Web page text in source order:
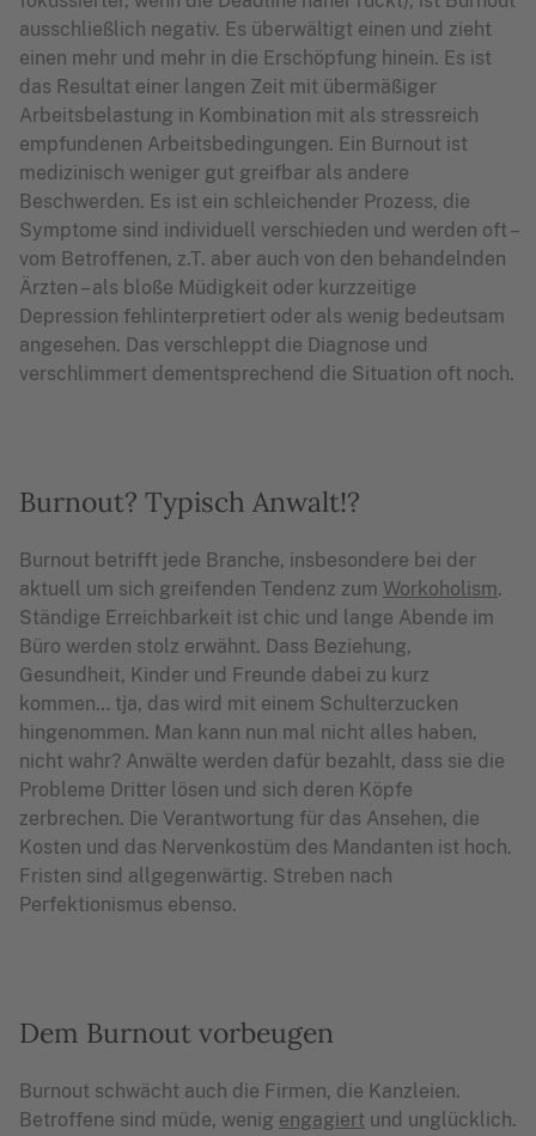
ausschließlich negativ. Es überwältigt einen und zieht
einen mehr und mehr in die Erschöpfung hinein. Es ist
das Resultat einer langen Zeit mit übermäßiger
Arbeitsbelastung in Kombination mit als stressreich
empfundenen Arbeitsbedingungen. Ein Burnout ist
medizinisch weniger gut greifbar als andere
Beschwerden. Es ist ein schleichender Prozess, die
Symptome sind individuell verschieden und werden oft –
vom Betroffenen, z.T. aber auch von den behandelnden
Ärzten – als bloße Müdigkeit oder kurzzeitige
Depression fehlinterpretiert oder als wenig bedeutsam
angesehen. Das verschleppt die Diagnose und
verschlimmert dementsprechend die Situation oft noch.
Burnout? Typisch Anwalt!?
Burnout betrifft jede Branche, insbesondere bei der
aktuell um sich greifenden Tendenz zum Workoholism.
Ständige Erreichbarkeit ist chic und lange Abende im
Büro werden stolz erwähnt. Dass Beziehung,
Gesundheit, Kinder und Freunde dabei zu kurz
kommen… tja, das wird mit einem Schulterzucken
hingenommen. Man kann nun mal nicht alles haben,
nicht wahr? Anwälte werden dafür bezahlt, dass sie die
Probleme Dritter lösen und sich deren Köpfe
zerbrechen. Die Verantwortung für das Ansehen, die
Kosten und das Nervenkostüm des Mandanten ist hoch.
Fristen sind allgegenwärtig. Streben nach
Perfektionismus ebenso.
Dem Burnout vorbeugen
Burnout schwächt auch die Firmen, die Kanzleien.
Betroffene sind müde, wenig engagiert und unglücklich.